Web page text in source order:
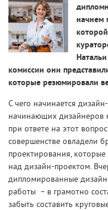
начнем
комиссии они
которые резюмировали
С чего начинается
начинающих дизайнеров
при ответе на этот
совершенстве овладели
проектирования,
над дизайн-проектом.
дипломированные
работы – в грамотно
забыть составить